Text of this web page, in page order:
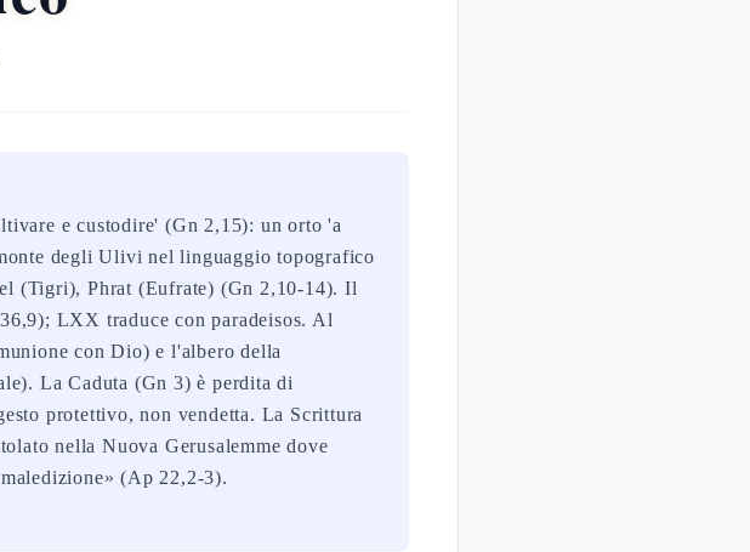
e custodire' (Gn 2,15): un orto 'a
degli Ulivi nel linguaggio topografico
(Tigri), Phrat (Eufrate) (Gn 2,10-14). Il
LXX traduce con paradeisos. Al
con Dio) e l'albero della
La Caduta (Gn 3) è perdita di
protettivo, non vendetta. La Scrittura
nella Nuova Gerusalemme dove
(Ap 22,2-3).